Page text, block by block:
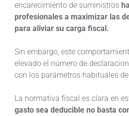
encarecimiento de suministros
profesionales a maximizar las
para aliviar su carga fiscal.
Sin embargo, este
elevado el número de
con los parámetros habituales
La normativa fiscal es clara en
gasto sea deducible no basta